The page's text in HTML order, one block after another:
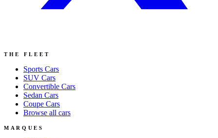
THE FLEET
Sports Cars
SUV Cars
Convertible Cars
Sedan Cars
Coupe Cars
Browse all cars
MARQUES